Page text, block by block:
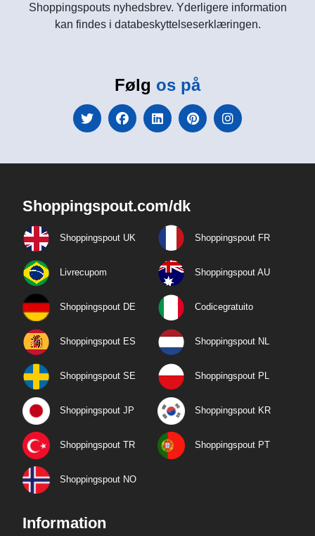
Shoppingspouts nyhedsbrev. Yderligere information
kan findes i databeskyttelseserklæringen.
Følg os på
Shoppingspout.com/dk
Shoppingspout UK Shoppingspout FR
Livrecupom Shoppingspout AU
Shoppingspout DE Codicegratuito
Shoppingspout ES Shoppingspout NL
Shoppingspout SE Shoppingspout PL
Shoppingspout JP Shoppingspout KR
Shoppingspout TR Shoppingspout PT
Shoppingspout NO
Information